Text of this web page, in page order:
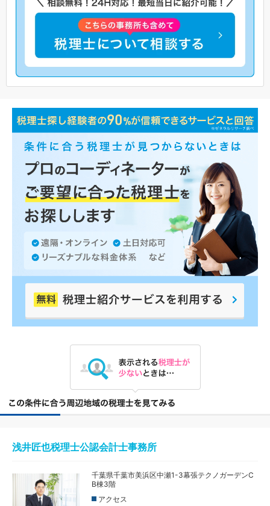
浅井匠也税理士公認会計士事務所
千葉県千葉市美浜区中瀬1-3幕張テクノガーデンC
B棟3階
アクセス